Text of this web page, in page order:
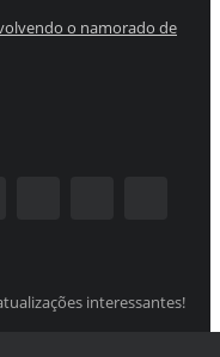
o namorado de
interessantes!